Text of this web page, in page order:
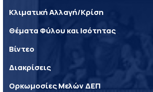
Κλιματική Αλλαγή/Κρίση
Θέματα Φύλου και Ισότητας
Βίντεο
Διακρίσεις
Ορκωμοσίες Μελών ΔΕΠ